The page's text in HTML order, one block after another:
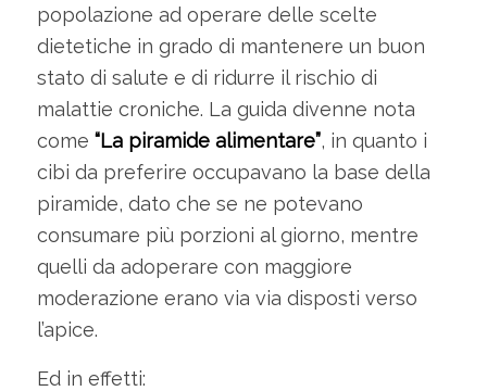
popolazione ad operare delle scelte
dietetiche in grado di mantenere un buon
stato di salute e di ridurre il rischio di
malattie croniche. La guida divenne nota
come “La piramide alimentare”, in quanto i
cibi da preferire occupavano la base della
piramide, dato che se ne potevano
consumare più porzioni al giorno, mentre
quelli da adoperare con maggiore
moderazione erano via via disposti verso
l’apice.
Ed in effetti: